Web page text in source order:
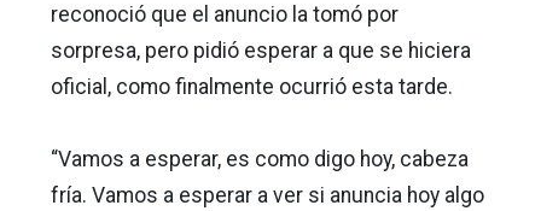
reconoció que el anuncio la tomó por
sorpresa, pero pidió esperar a que se hiciera
oficial, como finalmente ocurrió esta tarde.
“Vamos a esperar, es como digo hoy, cabeza
fría. Vamos a esperar a ver si anuncia hoy algo